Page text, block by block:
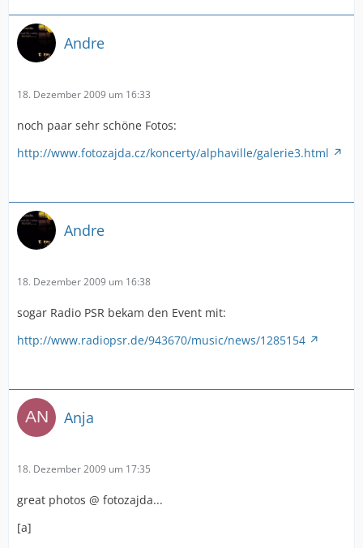
Andre
18. Dezember 2009 um 16:33
noch paar sehr schöne Fotos:
http://www.fotozajda.cz/koncerty/alphaville/galerie3.html
Andre
18. Dezember 2009 um 16:38
sogar Radio PSR bekam den Event mit:
http://www.radiopsr.de/943670/music/news/1285154
Anja
18. Dezember 2009 um 17:35
great photos @ fotozajda...
[a]